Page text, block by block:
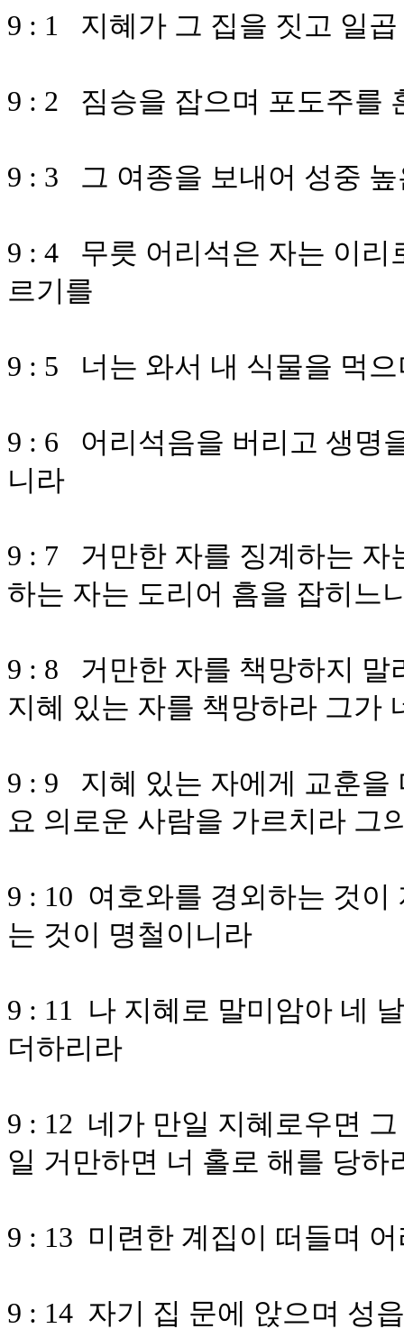
9 : 1 지혜가 그 집을 짓고 일
9 : 2 짐승을 잡으며 포도주를
9 : 3 그 여종을 보내어 성중
9 : 4 무릇 어리석은 자는 이리
르기를
9 : 5 너는 와서 내 식물을 먹
9 : 6 어리석음을 버리고 생명
니라
9 : 7 거만한 자를 징계하는 자
하는 자는 도리어 흠을 잡히느
9 : 8 거만한 자를 책망하지 말
지혜 있는 자를 책망하라 그가
9 : 9 지혜 있는 자에게 교훈을
요 의로운 사람을 가르치라 그
9 : 10 여호와를 경외하는 것
는 것이 명철이니라
9 : 11 나 지혜로 말미암아 네
더하리라
9 : 12 네가 만일 지혜로우면
일 거만하면 너 홀로 해를 당하
9 : 13 미련한 계집이 떠들며
9 : 14 자기 집 문에 앉으며 성